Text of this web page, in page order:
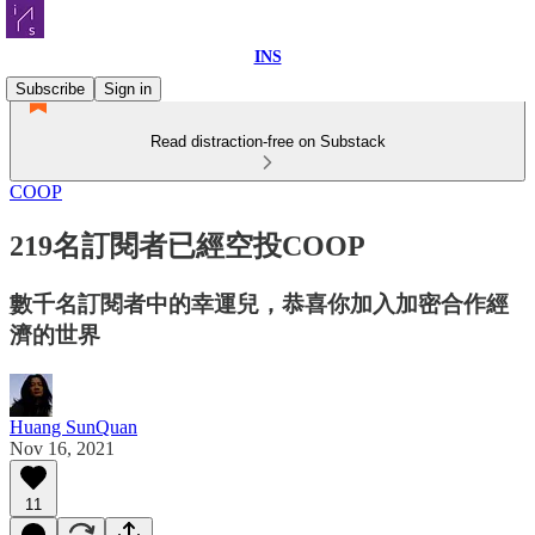
INS
Subscribe
Sign in
Read distraction-free on Substack
COOP
219名訂閱者已經空投COOP
數千名訂閱者中的幸運兒，恭喜你加入加密合作經
濟的世界
Huang SunQuan
Nov 16, 2021
11